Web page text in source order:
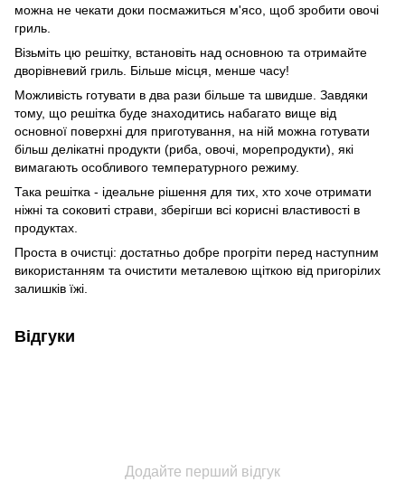
можна не чекати доки посмажиться м'ясо, щоб зробити овочі
гриль.
Візьміть цю решітку, встановіть над основною та отримайте
дворівневий гриль. Більше місця, менше часу!
Можливість готувати в два рази більше та швидше. Завдяки
тому, що решітка буде знаходитись набагато вище від
основної поверхні для приготування, на ній можна готувати
більш делікатні продукти (риба, овочі, морепродукти), які
вимагають особливого температурного режиму.
Така решітка - ідеальне рішення для тих, хто хоче отримати
ніжні та соковиті страви, зберігши всі корисні властивості в
продуктах.
Проста в очистці: достатньо добре прогріти перед наступним
використанням та очистити металевою щіткою від пригорілих
залишків їжі.
Відгуки
Додайте перший відгук